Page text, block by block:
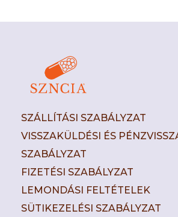
SZÁLLÍTÁSI SZABÁLYZAT
VISSZAKÜLDÉSI ÉS
SZABÁLYZAT
FIZETÉSI SZABÁLYZAT
LEMONDÁSI FELTÉTELEK
SÜTIKEZELÉSI SZABÁLYZAT